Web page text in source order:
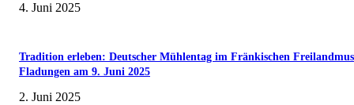
4. Juni 2025
Tradition erleben: Deutscher Mühlentag im Fränkischen
Fladungen am 9. Juni 2025
2. Juni 2025